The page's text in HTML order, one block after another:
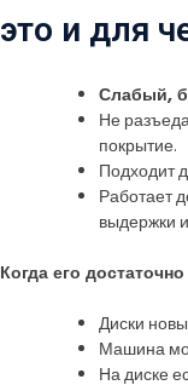
это и для
Слабый,
Не
покрытие.
Подходит
Работает
выдержки
Когда его достаточно
Диски
Машина
На диске